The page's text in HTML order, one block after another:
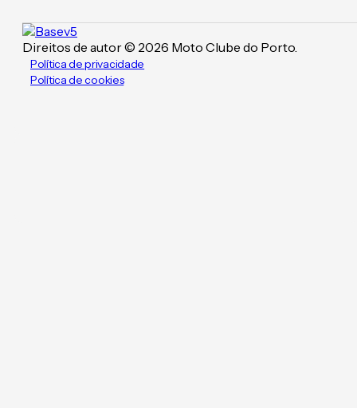
Direitos de autor © 2026 Moto Clube do Porto.
Política de privacidade
Política de cookies